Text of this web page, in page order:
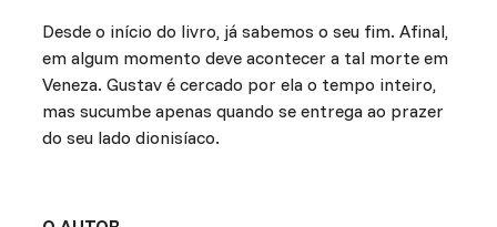
Desde o início do livro, já sabemos o seu fim. Afinal,
em algum momento deve acontecer a tal morte em
Veneza. Gustav é cercado por ela o tempo inteiro,
mas sucumbe apenas quando se entrega ao prazer
do seu lado dionisíaco.